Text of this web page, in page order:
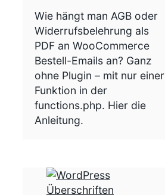
Wie hängt man AGB oder
Widerrufsbelehrung als
PDF an WooCommerce
Bestell-Emails an? Ganz
ohne Plugin – mit nur einer
Funktion in der
functions.php. Hier die
Anleitung.